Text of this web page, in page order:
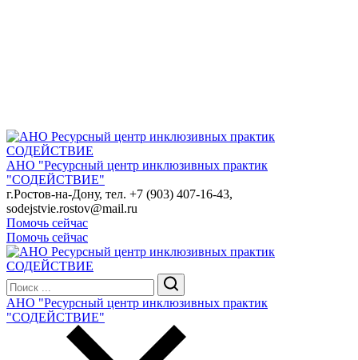
АНО "Ресурсный центр инклюзивных практик
"СОДЕЙСТВИЕ"
г.Ростов-на-Дону, тел. +7 (903) 407-16-43,
sodejstvie.rostov@mail.ru
Помочь сейчас
Помочь сейчас
АНО "Ресурсный центр инклюзивных практик
"СОДЕЙСТВИЕ"